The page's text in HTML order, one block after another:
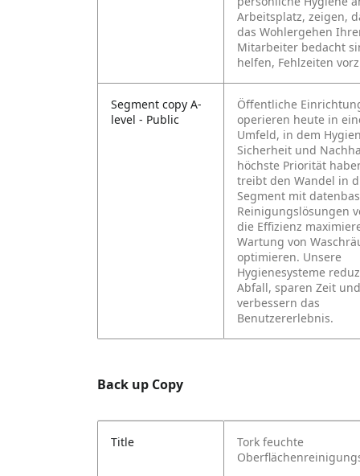
Arbeitsplatz, zeigen,
das Wohlergehen
Mitarbeiter bedacht
helfen, Fehlzeiten
Segment copy A-
level - Public
Öffentliche
operieren heute in
Umfeld, in dem
Sicherheit und
höchste Priorität
treibt den Wandel in
Segment mit
Reinigungslösungen
die Effizienz
Wartung von
optimieren. Unsere
Hygienesysteme
Abfall, sparen Zeit und
verbessern das
Benutzererlebnis.
Back up Copy
Title
Tork feuchte